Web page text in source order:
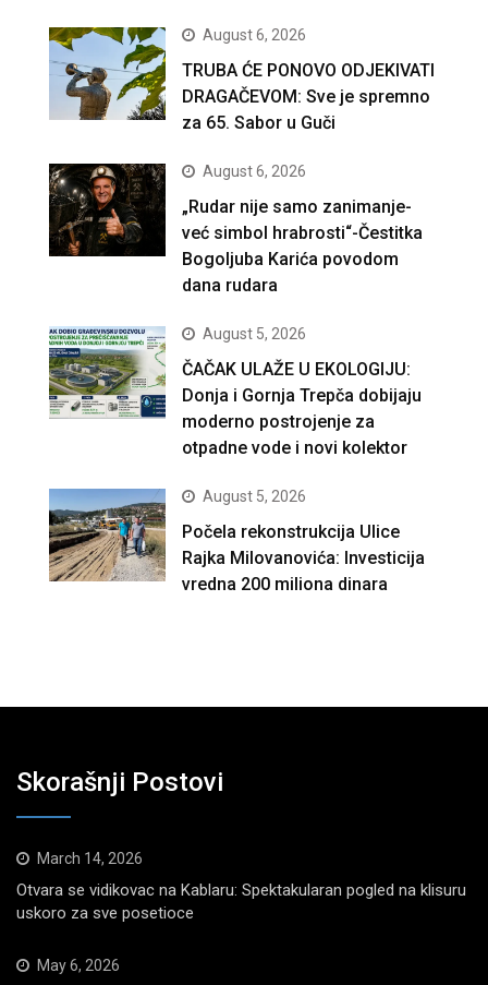
August 6, 2026
TRUBA ĆE PONOVO ODJEKIVATI
DRAGAČEVOM: Sve je spremno
za 65. Sabor u Guči
August 6, 2026
„Rudar nije samo zanimanje-
već simbol hrabrosti“-Čestitka
Bogoljuba Karića povodom
dana rudara
August 5, 2026
ČAČAK ULAŽE U EKOLOGIJU:
Donja i Gornja Trepča dobijaju
moderno postrojenje za
otpadne vode i novi kolektor
August 5, 2026
Počela rekonstrukcija Ulice
Rajka Milovanovića: Investicija
vredna 200 miliona dinara
Skorašnji Postovi
March 14, 2026
Otvara se vidikovac na Kablaru: Spektakularan pogled na klisuru
uskoro za sve posetioce
May 6, 2026